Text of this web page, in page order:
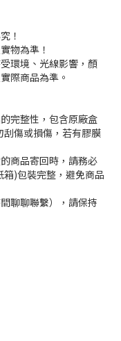
！
物為準！
環境、光線影響，顏
際商品為準。
完整性，包含原廠盒
傷或損傷，若有膠膜
商品寄回時，請務必
)包裝完整，避免商品
聊聊聯繫），請保持